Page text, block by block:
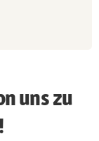
uns zu